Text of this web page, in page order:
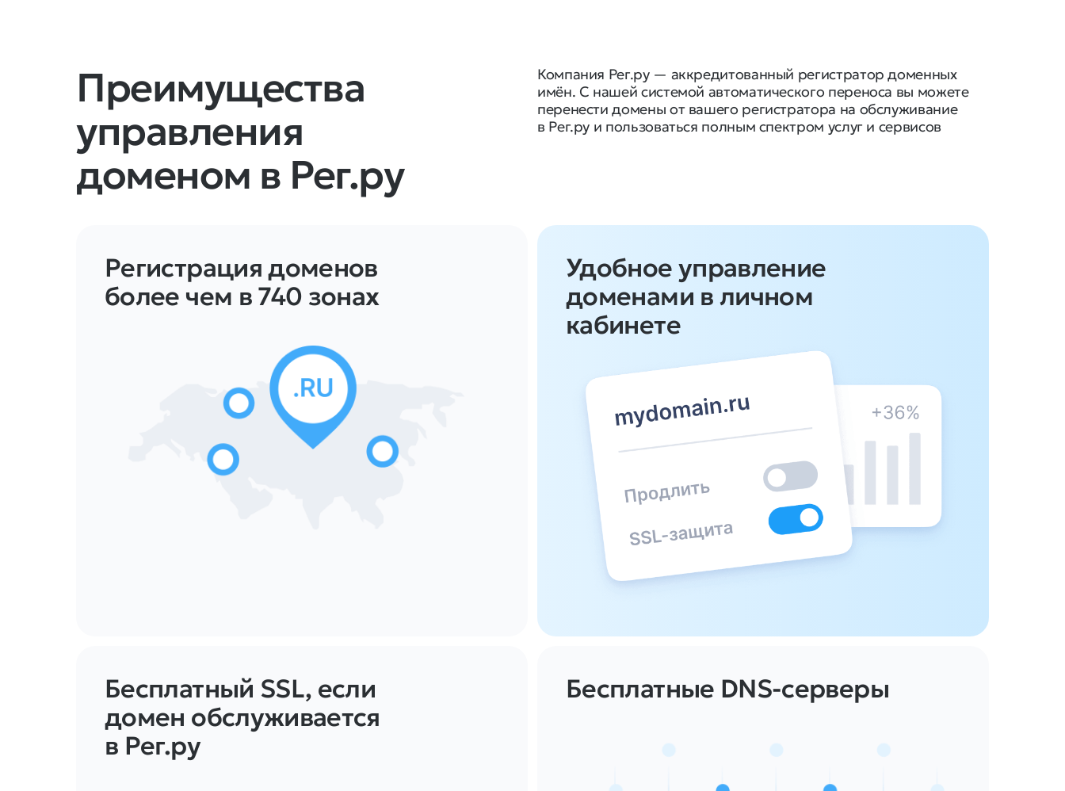
Преимущества
управления
доменом в Рег.ру
Компания Рег.ру — аккредитованный регистратор доменных
имён. С нашей системой автоматического переноса вы можете
перенести домены от вашего регистратора на обслуживание
в Рег.ру и пользоваться полным спектром услуг и сервисов
Регистрация доменов
более чем в 740 зонах
Удобное управление
доменами в личном
кабинете
Бесплатный SSL, если
домен обслуживается
в Рег.ру
Бесплатные DNS-серверы